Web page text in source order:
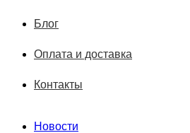
Блог
Оплата и доставка
Контакты
Новости